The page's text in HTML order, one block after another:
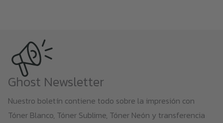
Ghost Newsletter
Nuestro boletín contiene todo sobre la impresión con
Tóner Blanco, Tóner Sublime, Tóner Neón y transferencia